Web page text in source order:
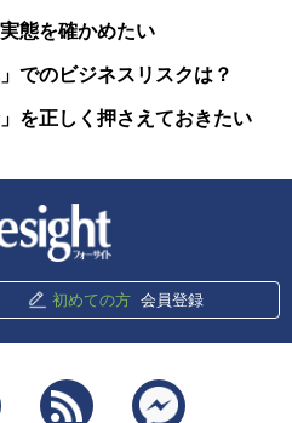
態を確かめたい
でのビジネスリスクは？
を正しく押さえておきたい
初めての方 会員登録
Twitter RSS